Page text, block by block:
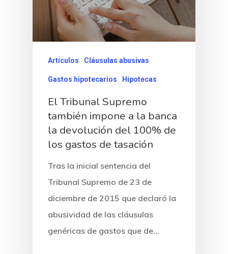
Artículos Cláusulas abusivas
Gastos hipotecarios Hipotecas
El Tribunal Supremo
también impone a la banca
la devolución del 100% de
los gastos de tasación
Tras la inicial sentencia del
Tribunal Supremo de 23 de
diciembre de 2015 que declaró la
abusividad de las cláusulas
genéricas de gastos que de…